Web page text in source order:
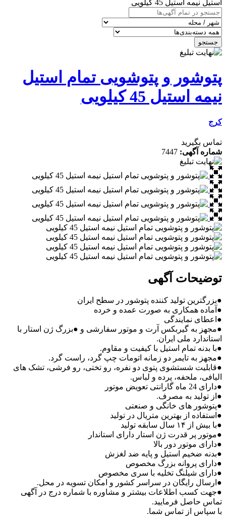
استیل نیمه استیل 45 کیلویی
جستجو
پتوشور و پتوشویی تمام استیل
نیمه استیل 45 کیلویی
کرج
تماس بگیرید
شماره آگهی: 7447
توضیحات آگهی
●بزرگترین تولید کننده پتوشور در سطح ایران
●آماده همکاری به صورت عمده و خرده
●اعطای نمایندگی
●مجهز به گیربکس آرت و موتور سفارشی و ●بزرگ ژن استار با
استاندارد ملی ایران.
●با بدنه تمام استیل با کیفیت و مقاوم.
●مجهز به تایمر دو زمانه اتومات چپ گرد، راست گرد.
●قابلیت شستشوی پتوی دو نفره، رو تختی، رو فرشی، تشک های
الیافی، ملحفه، پرده و لباس.
●دارای 24 ماه گارانتی تعویض موتور
●از تولید به مصرف.
●پتوشور های خانگی و صنعتی
●استفاده از بهترین متریال در تولید
●با بیش از ۱۴ سال سابقه تولید
●موتور پر قدرت ژن استار دارای استاندار
●دارای موتور دور بالا
●بدنه ضخیم استیل و پایه ضد لغزش
●دارای پروانه بزرگ مخصوص
●دارای شیلنگ تخلیه با سری مخصوص
●ارسال رایگان در سراسر کشور و امکان تسویه در محل.
●جهت کسب اطلاعات بیشتر و مشاوره با شماره درج در آگهی
تماس حاصل فرمایید.
با سپاس از تماس شما.